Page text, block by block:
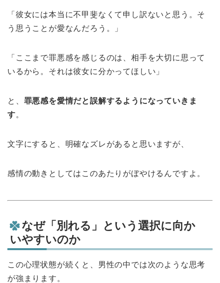
「彼女には本当に不甲斐なくて申し訳ないと思う。そ
う思うことが愛なんだろう。」
「ここまで罪悪感を感じるのは、相手を大切に思って
いるから。それは彼女に分かってほしい」
と、 罪悪感を愛情だと誤解するようになっていきま
す。
文字にすると、明確なズレがあると思いますが、
感情の動きとしてはこのあたりがぼやけるんですよ。
なぜ「別れる」という選択に向か
いやすいのか
この心理状態が続くと、男性の中では次のような思考
が強まります。